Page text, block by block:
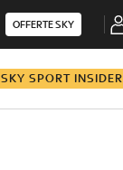
OFFERTE SKY
SKY SPORT INSIDER